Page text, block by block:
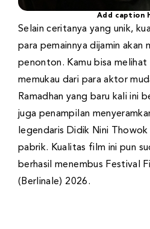
Add caption
Selain ceritanya yang unik,
para pemainnya dijamin akan
penonton. Kamu bisa
memukau dari para aktor
Ramadhan yang baru kali ini
juga penampilan
legendaris Didik Nini
pabrik. Kualitas film ini pun
berhasil menembus Festival
(Berlinale) 2026.